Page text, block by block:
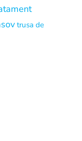
trusa de